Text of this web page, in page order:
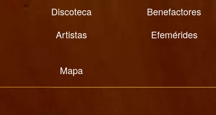
Discoteca Benefactores
Artistas
Efemérides
Mapa